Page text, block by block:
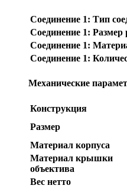
Соединение 1: Тип
Соединение 1: Размер
Соединение 1:
Соединение 1:
Механические
Конструкция
Размер
Материал корпуса
Материал крышки
объектива
Вес нетто